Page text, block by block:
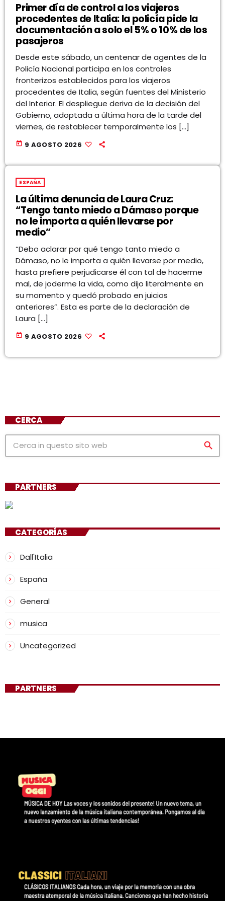
Primer día de control a los viajeros
procedentes de Italia: la policía pide la
documentación a solo el 5% o 10% de los
pasajeros
Desde este sábado, un centenar de agentes de la
Policía Nacional participa en los controles
fronterizos establecidos para los viajeros
procedentes de Italia, según fuentes del Ministerio
del Interior. El despliegue deriva de la decisión del
Gobierno, adoptada a última hora de la tarde del
viernes, de restablecer temporalmente los […]
today 9 AGOSTO 2026
ESPAÑA
La última denuncia de Laura Cruz:
“Tengo tanto miedo a Dámaso porque
no le importa a quién llevarse por
medio”
“Debo aclarar por qué tengo tanto miedo a
Dámaso, no le importa a quién llevarse por medio,
hasta prefiere perjudicarse él con tal de hacerme
mal, de joderme la vida, como dijo literalmente en
su momento y quedó probado en juicios
anteriores”. Esta es parte de la declaración de
Laura […]
today 9 AGOSTO 2026
CERCA
search
PARTNERS
CATEGORÍAS
Dall'Italia
España
General
musica
Uncategorized
PARTNERS